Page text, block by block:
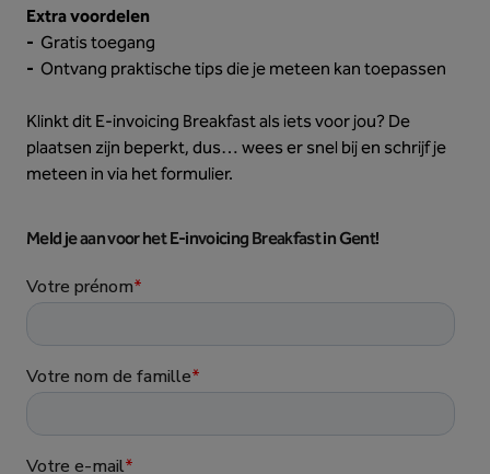
Extra voordelen
- Gratis toegang
- Ontvang praktische tips die je meteen kan toepassen
Klinkt dit E-invoicing Breakfast als iets voor jou? De
plaatsen zijn beperkt, dus… wees er snel bij en schrijf je
meteen in via het formulier.
Meld je aan voor het E-invoicing Breakfast in Gent!